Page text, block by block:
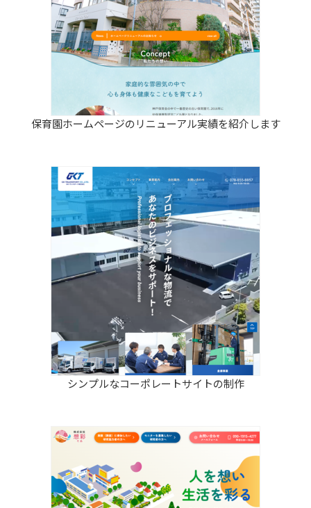
保育園ホームページのリニューアル実績を紹介します
シンプルなコーポレートサイトの制作